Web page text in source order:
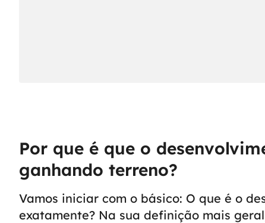
Por que é que o
ganhando terreno?
Vamos iniciar com o básico: O que é o
exatamente? Na sua definição mais